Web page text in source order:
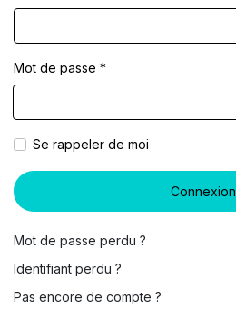
Mot de passe *
Se rappeler de moi
Connexion
Mot de passe perdu ?
Identifiant perdu ?
Pas encore de compte ?